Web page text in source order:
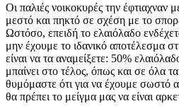
Οι παλιές νοικοκυρές την έφτιαχναν
μεστό και πηκτό σε σχέση με το
Ωστόσο, επειδή το ελαιόλαδο
μην έχουμε το ιδανικό αποτέλεσμα
είναι να τα αναμείξετε: 50%
μπαίνει στο τέλος, όπως και σε όλα
θυμόμαστε ότι για να έχουμε σωστό
θα πρέπει το μείγμα μας να είναι